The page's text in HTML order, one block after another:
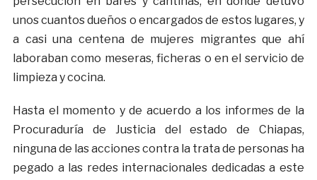
unos cuantos dueños o encargados de estos lugares, y
a casi una centena de mujeres migrantes que ahí
laboraban como meseras, ficheras o en el servicio de
limpieza y cocina.
Hasta el momento y de acuerdo a los informes de la
Procuraduría de Justicia del estado de Chiapas,
ninguna de las acciones contra la trata de personas ha
pegado a las redes internacionales dedicadas a este